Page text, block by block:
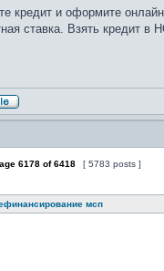
кредит и оформите
ставка. Взять кредит в
6178 of6418 [ 5783 posts ]
мсп